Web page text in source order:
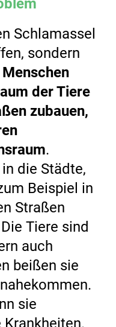
Schlamassel
sondern
der Tiere
zubauen,
.
die Städte,
Beispiel in
Straßen
Tiere sind
auch
beißen sie
sie